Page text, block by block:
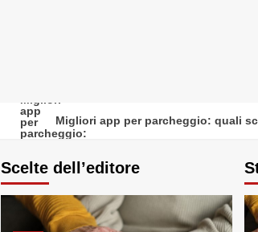
Migliori app per parcheggio: quali
Scelte dell’editore 5